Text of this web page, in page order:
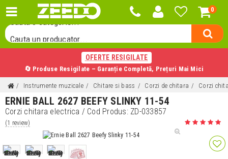
0
Cauta o categorie...
Cauta un produs...
OFERTE RESIGILATE
🔄 Produse Resigilate – Garanție Completă, Prețuri Mai Mici
Instrumente muzicale Chitare si bass Corzi de chitara Corzi
ERNIE BALL 2627 BEEFY SLINKY 11-54
Corzi chitara electrica / Cod Produs: ZD-033857
(1 review)